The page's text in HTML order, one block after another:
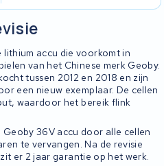
lithium accu die voorkomt in
van het Chinese merk Geoby.
tussen 2012 en 2018 en zijn
een nieuw exemplaar. De cellen
waardoor het bereik flink
Geoby 36V accu door alle cellen
te vervangen. Na de revisie
er 2 jaar garantie op het werk.